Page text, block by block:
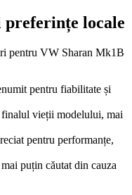
locale
pentru VW Sharan Mk1B
pentru fiabilitate și
vieții modelului, mai
pentru performanțe,
puțin căutat din cauza